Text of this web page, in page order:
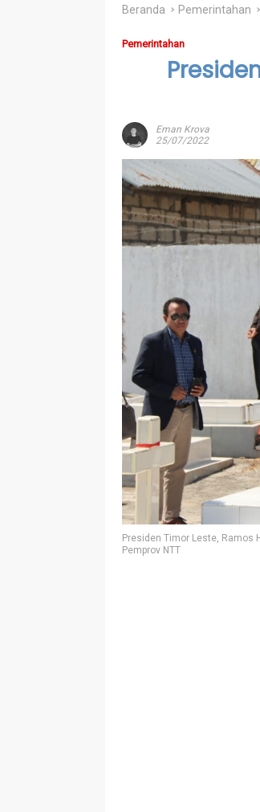
Beranda Pemerintahan
Pemerintahan
Eman Krova
25/07/2022
Presiden Timor Leste, Ramos
Pemprov NTT